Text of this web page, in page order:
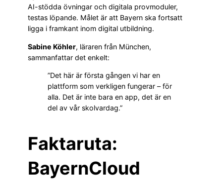
AI-stödda övningar och digitala provmoduler,
testas löpande. Målet är att Bayern ska fortsatt
ligga i framkant inom digital utbildning.
Sabine Köhler, läraren från München,
sammanfattar det enkelt:
”Det här är första gången vi har en
plattform som verkligen fungerar – för
alla. Det är inte bara en app, det är en
del av vår skolvardag.”
Faktaruta:
BayernCloud